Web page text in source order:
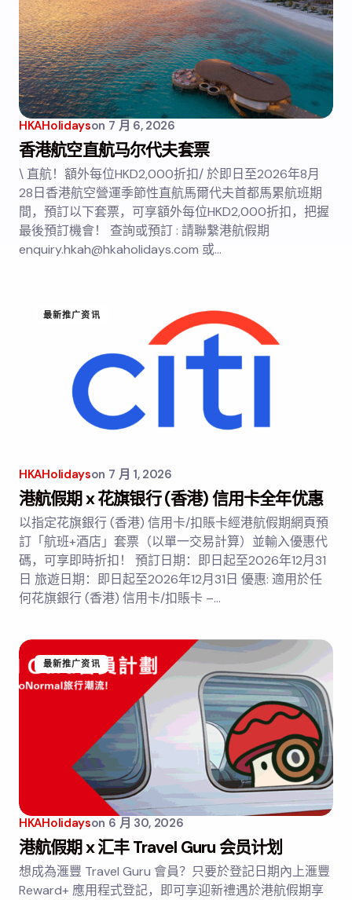
HKAHolidayson 7 月 6, 2026
香港航空直航马尔代夫套票
\ 直航！額外每位HKD2,000折扣/ 於即日至2026年8月
28日香港航空營運季節性直航馬爾代夫首都馬累航班期
間，預訂以下套票，可享額外每位HKD2,000折扣，把握
最後預訂機會！ 查詢或預訂 : 請聯繫港航假期
enquiry.hkah@hkaholidays.com 或…
最新推广资讯
HKAHolidayson 7 月 1, 2026
港航假期 x 花旗银行 (香港) 信用卡全年优惠
以指定花旗銀行 (香港) 信用卡/扣賬卡經港航假期網頁預
訂「航班+酒店」套票（以單一交易計算）並輸入優惠代
碼，可享即時折扣！ 預訂日期：即日起至2026年12月31
日 旅遊日期：即日起至2026年12月31日 優惠: 適用於任
何花旗銀行 (香港) 信用卡/扣賬卡 –…
最新推广资讯
HKAHolidayson 6 月 30, 2026
港航假期 x 汇丰 Travel Guru 会员计划
想成為滙豐 Travel Guru 會員？只要於登記日期內上滙豐
Reward+ 應用程式登記，即可享迎新禮遇於港航假期享